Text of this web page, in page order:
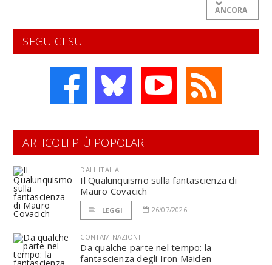
ANCORA
SEGUICI SU
ARTICOLI PIÙ POPOLARI
DALL'ITALIA
Il Qualunquismo sulla fantascienza di
Mauro Covacich
LEGGI 26/07/2026
CONTAMINAZIONI
Da qualche parte nel tempo: la
fantascienza degli Iron Maiden